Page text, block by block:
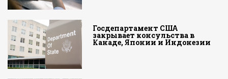
Госдепартамент США
закрывает консульства в
Канаде, Японии и Индонезии